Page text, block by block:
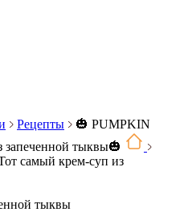
Рецепты
🎃 PUMPKIN
тыквы🎃
самый крем-суп из
тыквы